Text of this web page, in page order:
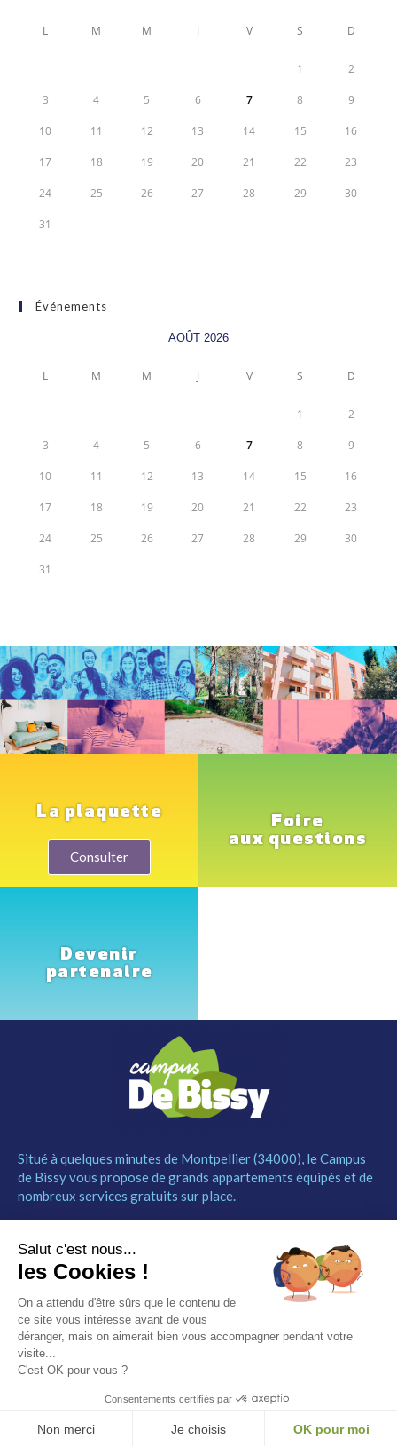
L M M J V S D
1 2
3 4 5 6 7 8 9
10 11 12 13 14 15 16
17 18 19 20 21 22 23
24 25 26 27 28 29 30
31
Événements
AOÛT 2026
L M M J V S D
1 2
3 4 5 6 7 8 9
10 11 12 13 14 15 16
17 18 19 20 21 22 23
24 25 26 27 28 29 30
31
La plaquette
Consulter
Foire
aux questions
Devenir
partenaire
Situé à quelques minutes de Montpellier (34000), le Campus
de Bissy vous propose de grands appartements équipés et de
nombreux services gratuits sur place.
Le Campus
Les studios
Les services
Comment réserver
Contact
Partenaires
Mentions légales
contact@campusdebissy34.com
Route de Ganges 34980
Saint-Clément-de-Rivière
© Campus de Bissy –Mentions légales – byEtincelle
Salut c'est nous...
les Cookies !
On a attendu d'être sûrs que le contenu de
ce site vous intéresse avant de vous
déranger, mais on aimerait bien vous accompagner pendant votre
visite...
C'est OK pour vous ?
Consentements certifiés par
Non merci Je choisis OK pour moi